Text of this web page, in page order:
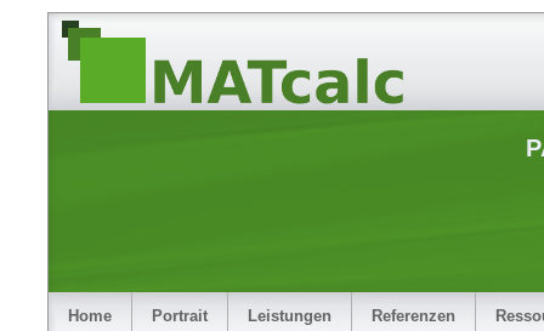
Home Portrait Leistungen Referenzen